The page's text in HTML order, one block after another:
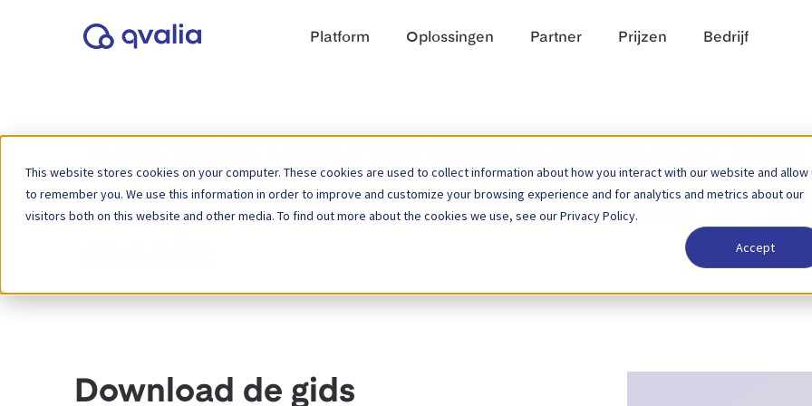
This website stores cookies on your computer. These cookies are used to collect information about how you interact with our website and allow
to remember you. We use this information in order to improve and customize your browsing experience and for analytics and metrics about our
visitors both on this website and other media. To find out more about the cookies we use, see our Privacy Policy.
Accept
Platform Oplossingen Partner Prijzen Bedrijf
Een gids voor uitgavenanalyse: hoe
datagestuurde besluitvorming bij
Download de gids